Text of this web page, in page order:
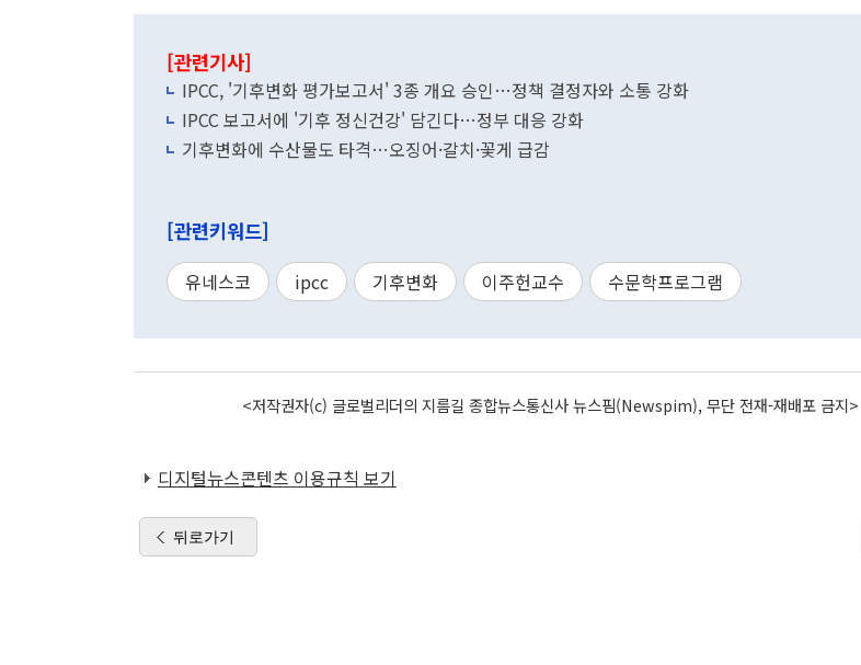
[관련기사]
IPCC, '기후변화 평가보고서' 3종 개요 승인…정책 결정자와 소통 강화
IPCC 보고서에 '기후 정신건강' 담긴다…정부 대응 강화
기후변화에 수산물도 타격…오징어·갈치·꽃게 급감
[관련키워드]
유네스코 ipcc 기후변화 이주헌교수 수문학프로그램
<저작권자(c) 글로벌리더의 지름길 종합뉴스통신사 뉴스핌(Newspim), 무단 전재-재배포 금지>
디지털뉴스콘텐츠 이용규칙 보기
뒤로가기